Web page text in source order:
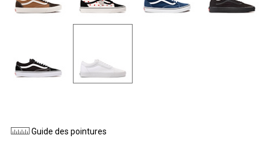
Guide des pointures